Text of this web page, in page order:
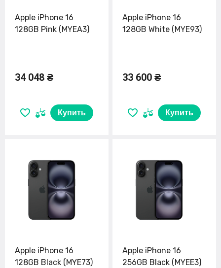
Apple iPhone 16
128GB Pink (MYEA3)
34 048 ₴
Купить
Apple iPhone 16
128GB White (MYE93)
33 600 ₴
Купить
Apple iPhone 16
128GB Black (MYE73)
Apple iPhone 16
256GB Black (MYEE3)